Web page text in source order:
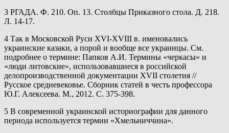
3 РГАДА. Ф. 210. Оп. 13. Столбцы Приказного стола. Д. 218.
Л. 14-17.
4 Так в Московской Руси ХVI-ХVIII в. именовались
украинские казаки, а порой и вообще все украинцы. См.
подробнее о термине: Папков А.И. Термины «черкасы» и
«люди литовские», использовавшиеся в российской
делопроизводственной документации XVII столетия //
Русское средневековье. Сборник статей в честь профессора
Ю.Г. Алексеева. М., 2012. С. 375-398.
5 В современной украинской историографии для данного
периода используется термин «Хмельниччина».